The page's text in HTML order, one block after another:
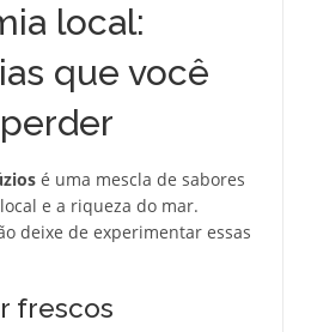
local:
que você
é uma mescla de sabores
e a riqueza do mar.
deixe de experimentar essas
frescos